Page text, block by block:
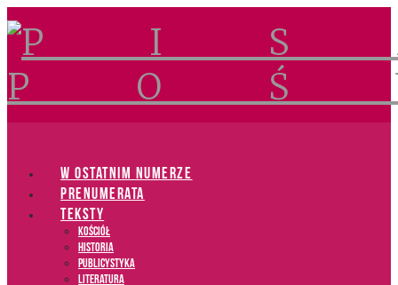
W OSTATNIM NUMERZE
PRENUMERATA
TEKSTY
Kościół
Historia
Publicystyka
Literatura